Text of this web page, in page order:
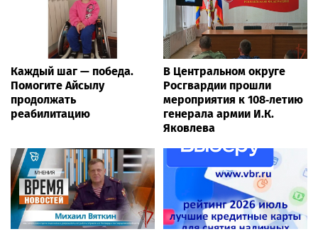
Каждый шаг — победа.
Помогите Айсылу
продолжать
реабилитацию
В Центральном округе
Росгвардии прошли
мероприятия к 108‑летию
генерала армии И.К.
Яковлева